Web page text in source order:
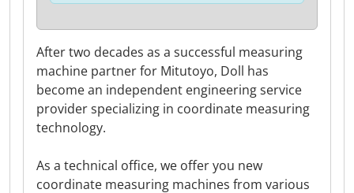
After two decades as a successful measuring
machine partner for Mitutoyo, Doll has
become an independent engineering service
provider specializing in coordinate measuring
technology.
As a technical office, we offer you new
coordinate measuring machines from various